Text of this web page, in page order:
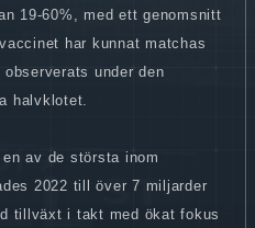
19-60%, med ett genomsnitt
har kunnat matchas
under den
halvklotet.
av de största inom
2022 till över 7 miljarder
tillväxt i takt med ökat fokus